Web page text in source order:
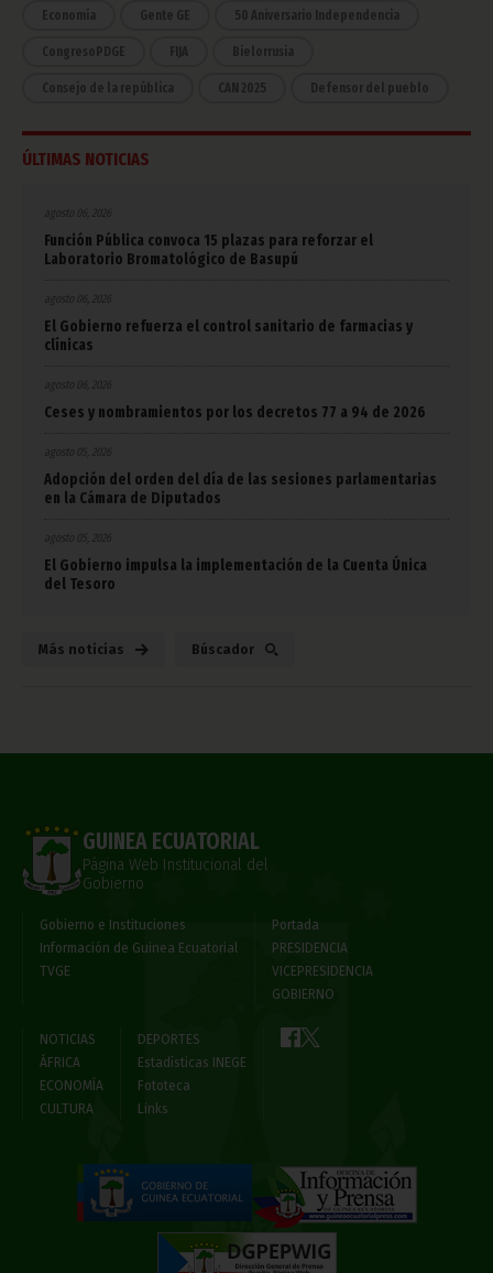
Economía Gente GE 50 Aniversario Independencia
CongresoPDGE FIJA Bielorrusia
Consejo de la república CAN 2025 Defensor del pueblo
ÚLTIMAS NOTICIAS
agosto 06, 2026
Función Pública convoca 15 plazas para reforzar el
Laboratorio Bromatológico de Basupú
agosto 06, 2026
El Gobierno refuerza el control sanitario de farmacias y
clínicas
agosto 06, 2026
Ceses y nombramientos por los decretos 77 a 94 de 2026
agosto 05, 2026
Adopción del orden del día de las sesiones parlamentarias
en la Cámara de Diputados
agosto 05, 2026
El Gobierno impulsa la implementación de la Cuenta Única
del Tesoro
Más noticias Búscador
GUINEA ECUATORIAL
Página Web Institucional del
Gobierno
Gobierno e Instituciones
Información de Guinea Ecuatorial
TVGE
Portada
PRESIDENCIA
VICEPRESIDENCIA
GOBIERNO
NOTICIAS
ÁFRICA
ECONOMÍA
CULTURA
DEPORTES
Estadísticas INEGE
Fototeca
Links